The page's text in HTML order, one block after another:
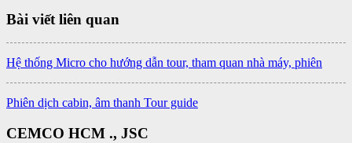
Bài viết liên quan
Hệ thống Micro cho hướng dẫn tour, tham quan nhà máy, phiên
Phiên dịch cabin, âm thanh Tour guide
CEMCO HCM ., JSC